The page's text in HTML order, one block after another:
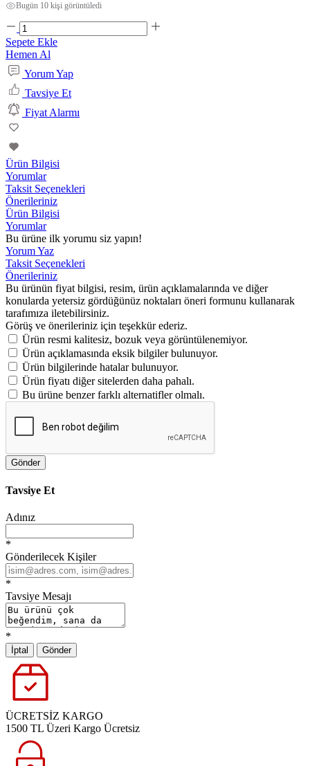
Bugün 10 kişi görüntüledi
Sepete Ekle
Hemen Al
Yorum Yap
Tavsiye Et
Fiyat Alarmı
Ürün Bilgisi
Yorumlar
Taksit Seçenekleri
Önerileriniz
Ürün Bilgisi
Yorumlar
Bu ürüne ilk yorumu siz yapın!
Yorum Yaz
Taksit Seçenekleri
Önerileriniz
Bu ürünün fiyat bilgisi, resim, ürün açıklamalarında ve diğer
konularda yetersiz gördüğünüz noktaları öneri formunu kullanarak
tarafımıza iletebilirsiniz.
Görüş ve önerileriniz için teşekkür ederiz.
Ürün resmi kalitesiz, bozuk veya görüntülenemiyor.
Ürün açıklamasında eksik bilgiler bulunuyor.
Ürün bilgilerinde hatalar bulunuyor.
Ürün fiyatı diğer sitelerden daha pahalı.
Bu ürüne benzer farklı alternatifler olmalı.
Gönder
Tavsiye Et
Adınız
*
Gönderilecek Kişiler
*
Tavsiye Mesajı
*
İptal Gönder
ÜCRETSİZ KARGO
1500 TL Üzeri Kargo Ücretsiz